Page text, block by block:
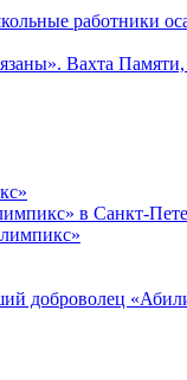
работники
Вахта
в Санкт-
доброволец